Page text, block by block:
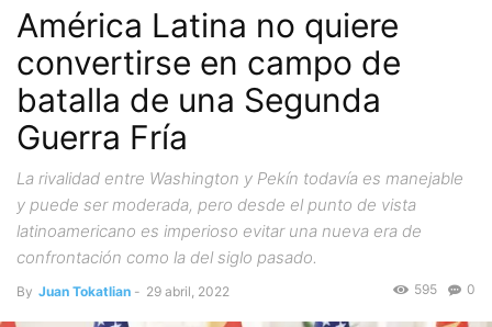
América Latina no quiere
convertirse en campo de
batalla de una Segunda
Guerra Fría
La rivalidad entre Washington y Pekín todavía es manejable
y puede ser moderada, pero desde el punto de vista
latinoamericano es imperioso evitar una nueva era de
confrontación como la del siglo pasado.
By Juan Tokatlian - 29 abril, 2022 0
595